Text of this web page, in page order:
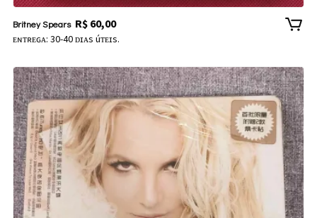
Britney Spears R$60,00
ᴇɴᴛʀᴇɢᴀ: 30-40 ᴅɪᴀs úᴛᴇɪs.